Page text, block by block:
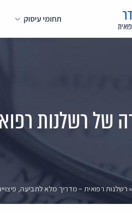
תחומי עיסוק
» רשלנות רפואית – מדריך מלא לתביעה,
של רשלנות